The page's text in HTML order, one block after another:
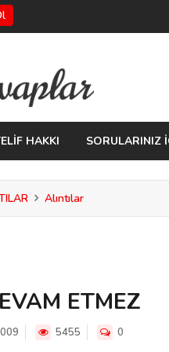
HAKKI SORULARINIZ
Alıntılar
ETMEZ
5455 0